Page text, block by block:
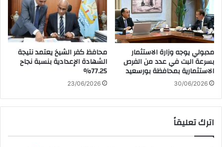
مدبولي يوجه وزارة الاستثمار
بسرعة البت في عدد من الفرص
الاستثمارية بمحافظة بورسعيد
30/06/2026
محافظ كفر الشيخ يعتمد نتيجة
الشهادة الإعدادية بنسبة نجاح
77.25٪؜
23/06/2026
اترك تعليقاً